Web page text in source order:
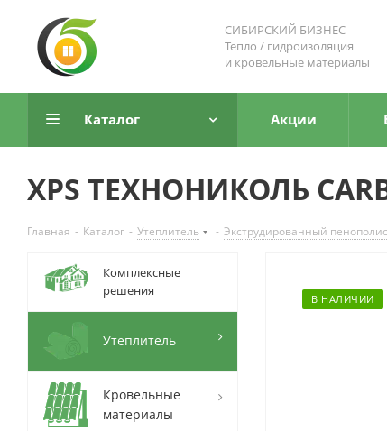
СИБИРСКИЙ БИЗНЕС
Тепло / гидроизоляция
и кровельные материалы
Каталог Акции
XPS ТЕХНОНИКОЛЬ
Главная - Каталог - Утеплитель - Экструдированный
В НАЛИЧИИ
Комплексные
решения
Утеплитель
Кровельные
материалы